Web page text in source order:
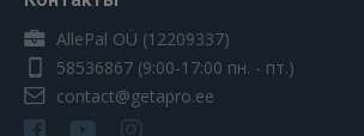
AllePal OÜ (12209337)
58536867 (9:00-17:00 пн. - пт.)
contact@getapro.ee